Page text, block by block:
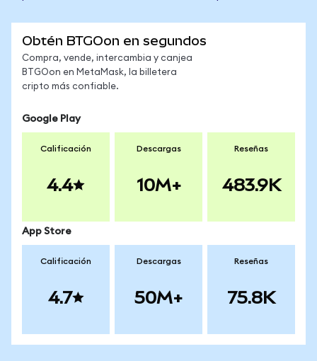
Obtén BTGOon en segundos
Compra, vende, intercambia y canjea
BTGOon en MetaMask, la billetera
cripto más confiable.
Google Play
Calificación
4.4
Descargas
10M+
Reseñas
483.9K
App Store
Calificación
4.7
Descargas
50M+
Reseñas
75.8K